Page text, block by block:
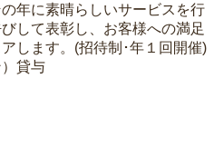
年に素晴らしいサービスを行
して表彰し、お客様への満足
します。(招待制･年１回開催)
貸与